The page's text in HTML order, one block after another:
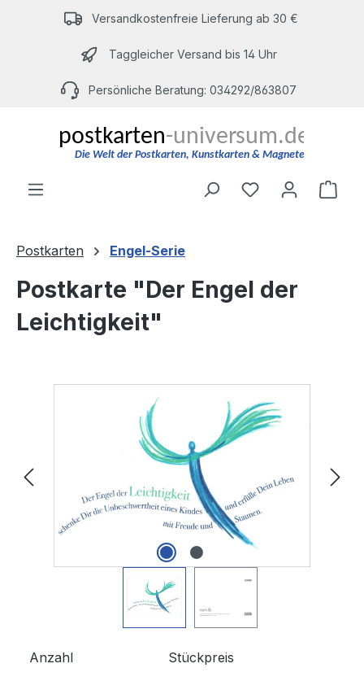
Zum Hauptinhalt springenVersandkostenfreie Lieferung ab 30 €
Taggleicher Versand bis 14 Uhr
Persönliche Beratung: 034292/863807
Du hast 0
Postkarten Engel-Serie
Postkarte "Der Engel der
Leichtigkeit"
Bildergalerie überspringen
Anzahl Stückpreis